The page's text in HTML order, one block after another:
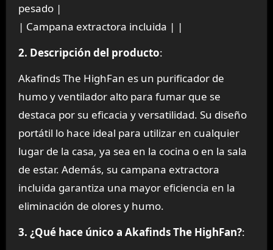
pesado |
| Campana extractora incluida | |
2. Descripción del producto:
Akafinds The HighFan es un purificador de
humo y ventilador alto para fumar que se
destaca por su eficacia y versatilidad. Su diseño
portátil lo hace ideal para utilizar en cualquier
lugar de la casa, ya sea en la cocina o en la sala
de estar. Además, su campana extractora
incluida garantiza una mayor eficiencia en la
eliminación de olores y humo.
3. ¿Qué hace único a Akafinds The HighFan?: